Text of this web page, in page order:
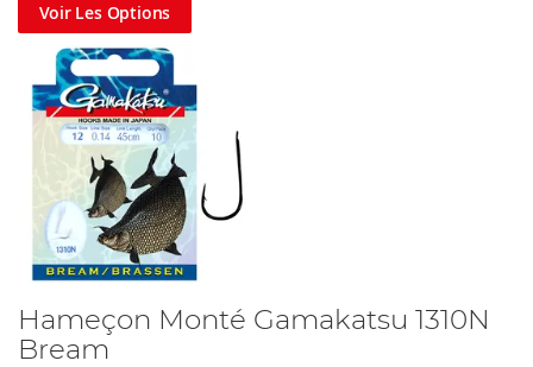
Voir Les Options
Hameçon Monté Gamakatsu 1310N
Bream